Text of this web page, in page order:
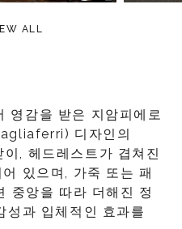
ALL
영감을 받은 지암피에로
디자인의
, 헤드레스트가 겹쳐진
있으며, 가죽 또는 패
중앙을 따라 더해진 정
성과 입체적인 효과를